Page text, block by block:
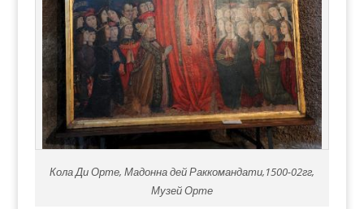
Кола Ди Орте, Мадонна дей Раккомандати,1500-02гг,
Музей Орте